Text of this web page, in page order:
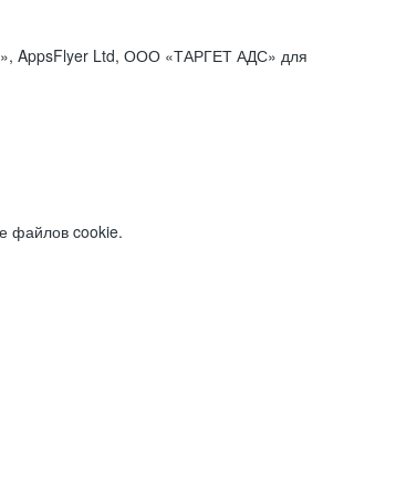
AppsFlyer Ltd, ООО «ТАРГЕТ АДС» для
файлов cookie.